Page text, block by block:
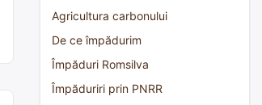
Agricultura carbonului
De ce împădurim
Împăduri Romsilva
Împăduriri prin PNRR